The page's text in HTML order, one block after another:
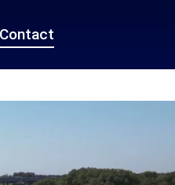
Contact